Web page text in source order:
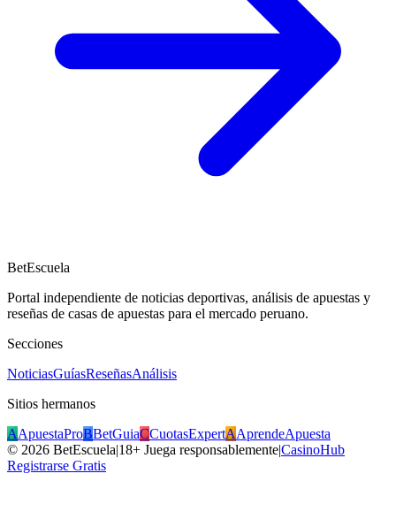
BetEscuela
Portal independiente de noticias deportivas, análisis de apuestas y
reseñas de casas de apuestas para el mercado peruano.
Secciones
NoticiasGuíasReseñasAnálisis
Sitios hermanos
AApuestaProBBetGuiaCCuotasExpertAAprendeApuesta
© 2026 BetEscuela|18+ Juega responsablemente|CasinoHub
Registrarse Gratis